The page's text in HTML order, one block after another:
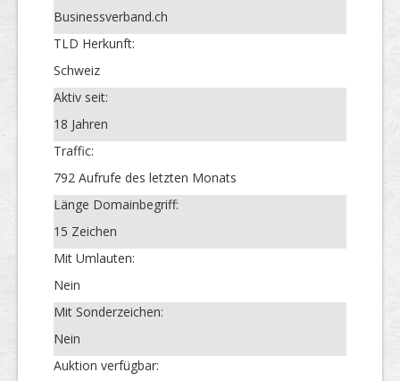
Businessverband.ch
TLD Herkunft:
Schweiz
Aktiv seit:
18 Jahren
Traffic:
792 Aufrufe des letzten Monats
Länge Domainbegriff:
15 Zeichen
Mit Umlauten:
Nein
Mit Sonderzeichen:
Nein
Auktion verfügbar: